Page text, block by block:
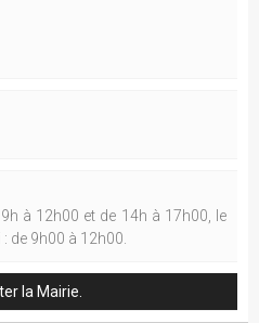
à 12h00 et de 14h à 17h00, le
de 9h00 à 12h00.
la Mairie.